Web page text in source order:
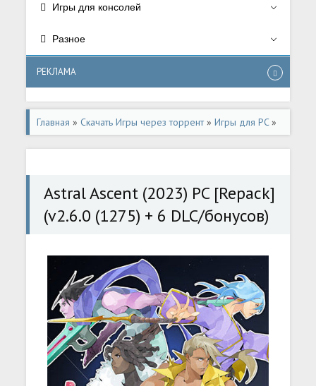
Игры для консолей
Разное
РЕКЛАМА
Главная » Скачать Игры через торрент»Игры для PC»
Аркады/Arcade,Платформеры
Astral Ascent (2023) PC [Repack]
(v2.6.0 (1275) + 6 DLC/бонусов)